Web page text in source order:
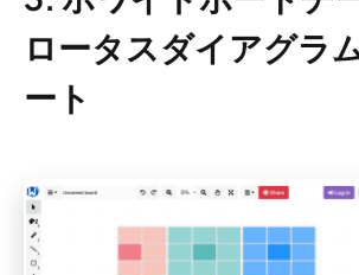
ロータスダイアグラ
ート